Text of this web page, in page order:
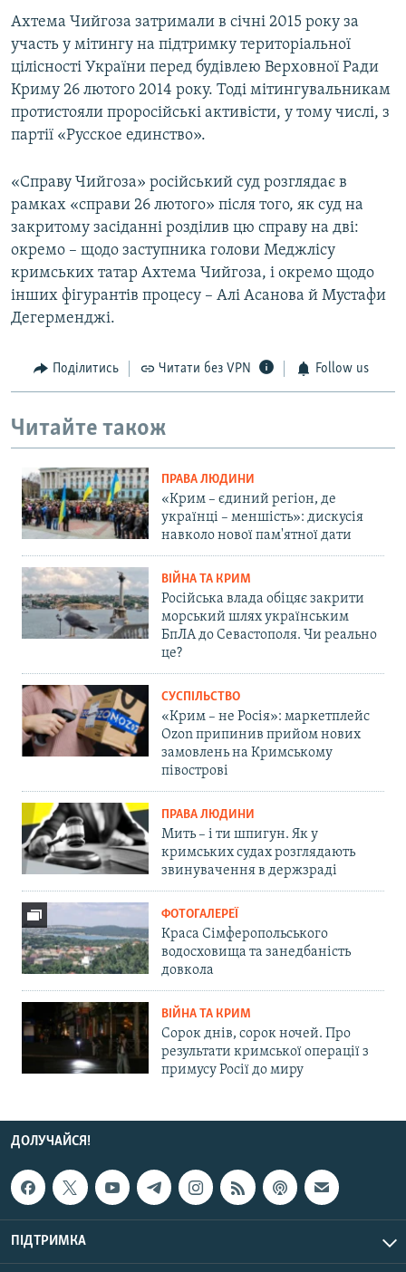
Ахтема Чийгоза затримали в січні 2015 року за
участь у мітингу на підтримку територіальної
цілісності України перед будівлею Верховної Ради
Криму 26 лютого 2014 року. Тоді мітингувальникам
протистояли проросійські активісти, у тому числі, з
партії «Русское единство».
«Справу Чийгоза» російський суд розглядає в
рамках «справи 26 лютого» після того, як суд на
закритому засіданні розділив цю справу на дві:
окремо – щодо заступника голови Меджлісу
кримських татар Ахтема Чийгоза, і окремо щодо
інших фігурантів процесу – Алі Асанова й Мустафи
Дегерменджі.
Поділитись Читати без VPN Follow us
Читайте також
ПРАВА ЛЮДИНИ
«Крим – єдиний регіон, де
українці – меншість»: дискусія
навколо нової пам'ятної дати
ВІЙНА ТА КРИМ
Російська влада обіцяє закрити
морський шлях українським
БпЛА до Севастополя. Чи реально
це?
СУСПІЛЬСТВО
«Крим – не Росія»: маркетплейс
Ozon припинив прийом нових
замовлень на Кримському
півострові
ПРАВА ЛЮДИНИ
Мить – і ти шпигун. Як у
кримських судах розглядають
звинувачення в держзраді
ФОТОГАЛЕРЕЇ
Краса Сімферопольського
водосховища та занедбаність
довкола
ВІЙНА ТА КРИМ
Сорок днів, сорок ночей. Про
результати кримської операції з
примусу Росії до миру
ДОЛУЧАЙСЯ!
ПІДТРИМКА